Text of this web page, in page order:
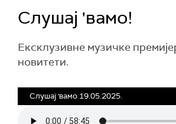
Слушај 'вамо!
Ексклузивне музичке
новитети.
Слушај 'вамо 19.05.2025.